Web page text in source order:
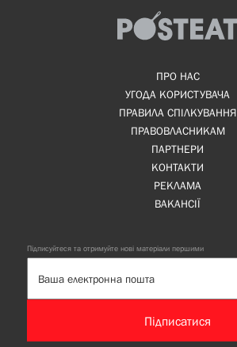
ПРО НАС
УГОДА КОРИСТУВАЧА
ПРАВИЛА СПІЛКУВАННЯ
ПРАВОВЛАСНИКАМ
ПАРТНЕРИ
КОНТАКТИ
РЕКЛАМА
ВАКАНСІЇ
Підписуйтеся та отримуйте нові матеріали першими
Підписатися